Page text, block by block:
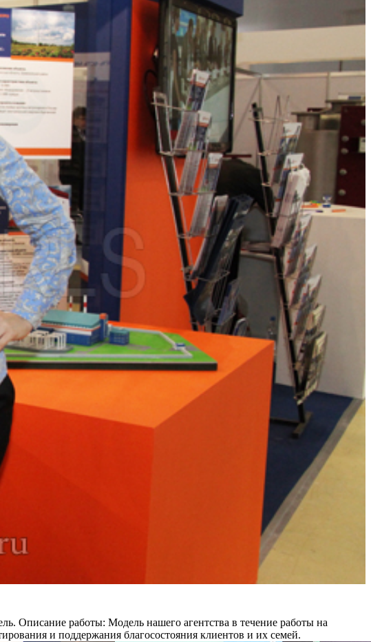
Описание работы: Модель нашего агентства в течение работы на
и поддержания благосостояния клиентов и их семей.